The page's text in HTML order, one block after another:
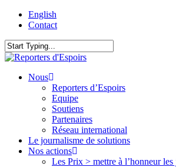
Skip
content
English
Contact
Close
search
Menu
Nous
Reporters d’Espoirs
Equipe
Soutiens
Partenaires
Réseau international
Le journalisme de solutions
Nos actions
Les Prix > mettre à l’honneur les